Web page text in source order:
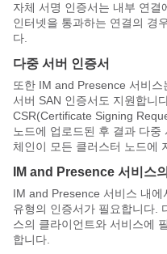
자체 서명 인증서는 내부 연결
인터넷을 통과하는 연결의 경
다.
다중 서버 인증서
또한 IM and Presence 서비
서버 SAN 인증서도 지원합니
CSR(Certificate Signing
노드에 업로드된 후 결과 다중
체인이 모든 클러스터 노드에
IM and Presence 서비스
IM and Presence 서비스 내
유형의 인증서가 필요합니다.
스의 클라이언트와 서비스에
합니다.